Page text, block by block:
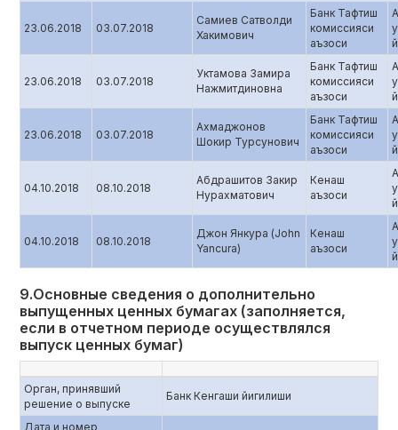
23.06.2018 03.07.2018
Самиев Сатволди
Хакимович
Банк Тафтиш
комиссияси
аъзоси
23.06.2018 03.07.2018
Уктамова Замира
Нажмитдиновна
Банк Тафтиш
комиссияси
аъзоси
23.06.2018 03.07.2018
Ахмаджонов
Шокир Турсунович
Банк Тафтиш
комиссияси
аъзоси
04.10.2018 08.10.2018
Абдрашитов Закир
Нурахматович
Кенаш
аъзоси
04.10.2018 08.10.2018
Джон Янкура (John
Yancura)
Кенаш
аъзоси
9.Основные сведения о дополнительно
выпущенных ценных бумагах (заполняется,
если в отчетном периоде осуществлялся
выпуск ценных бумаг)
Орган, принявший
решение о выпуске
Банк Кенгаши йигилиши
Дата и номер